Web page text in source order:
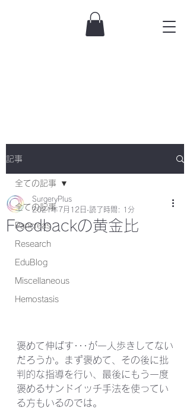
記事
全ての記事
Pancreas
Research
EduBlog
Miscellaneous
Hemostasis
全ての記事
Feedbackの黄金比
SurgeryPlus
2021年7月12日 読了時間: 1分
褒めて伸ばす･･･が一人歩きしてない
だろうか。まず褒めて、その後に批
判的な指導を行い、最後にもう一度
褒めるサンドイッチ手法を使ってい
る方もいるのでは。